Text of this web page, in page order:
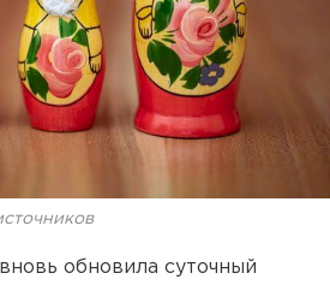
обновила суточный